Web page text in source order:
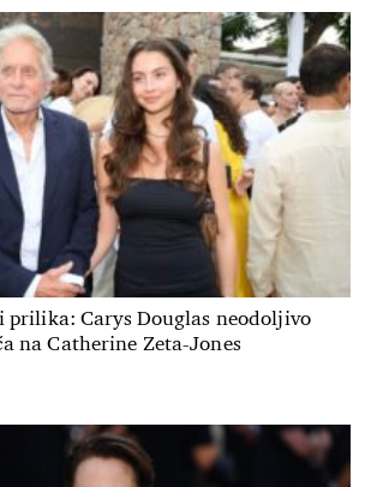
prilika: Carys Douglas neodoljivo
na Catherine Zeta-Jones